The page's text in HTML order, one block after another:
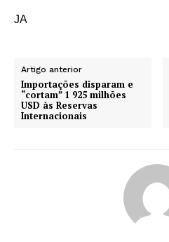
JA
Artigo anterior
Importações disparam e
“cortam” 1 925 milhões
USD às Reservas
Internacionais